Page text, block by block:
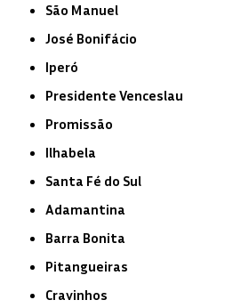
São Manuel
José Bonifácio
Iperó
Presidente Venceslau
Promissão
Ilhabela
Santa Fé do Sul
Adamantina
Barra Bonita
Pitangueiras
Cravinhos